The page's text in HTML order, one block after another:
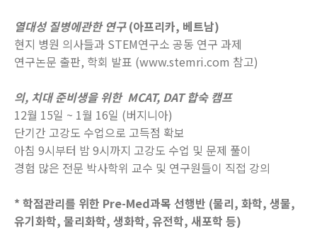
열대성 질병에관한 연구(아프리카, 베트남)
현지 병원 의사들과 STEM연구소 공동 연구 과제
연구논문 출판, 학회 발표 (www.stemri.com 참고)
의, 치대 준비생을 위한 MCAT, DAT 합숙 캠프
12월 15일 ~ 1월 16일 (버지니아)
단기간 고강도 수업으로 고득점 확보
아침 9시부터 밤 9시까지 고강도 수업 및 문제 풀이
경험 많은 전문 박사학위 교수 및 연구원들이 직접 강의
* 학점관리를 위한 Pre-Med과목 선행반 (물리, 화학, 생물,
유기화학, 물리화학, 생화학, 유전학, 새포학 등)